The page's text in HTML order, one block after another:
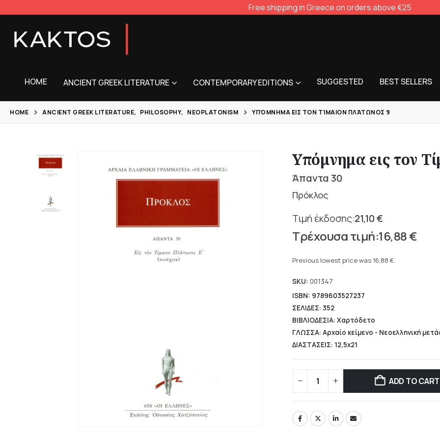
Free shipping in Greece on orders above €25
HOME ANCIENT GREEK LITERATURE CONTEMPORARY EDITIONS SUGGESTED BEST SELLERS
HOME ANCIENT GREEK LITERATURE, PHILOSOPHY, NEOPLATONISM ΥΠΌΜΝΗΜΑ ΕΙΣ ΤΟΝ ΤΊΜΑΙΟΝ ΠΛΆΤΩΝΟΣ 9
Υπόμνημα εις τον
Άπαντα 30
Πρόκλος
21,10€
Original
price
was:
21,10 €.
16,88€
price
16,88 €.
Previous lowest price was 16,88 €.
SKU: 001347
ISBN: 9789603527237
ΣΕΛΙΔΕΣ: 352
ΒΙΒΛΙΟΔΕΣΙΑ: Χαρτόδετο
ΓΛΩΣΣΑ: Αρχαίο κείμενο - Νεοελληνική
ΔΙΑΣΤΑΣΕΙΣ: 12,5x21
ADD TO CART